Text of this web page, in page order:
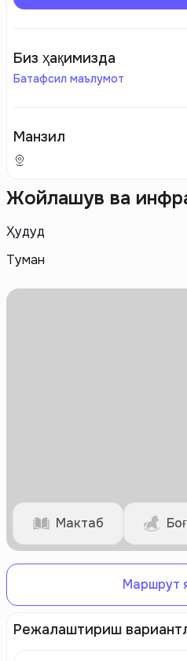
Биз ҳақимизда
Батафсил маълумот
Манзил
Жойлашув ва
Ҳудуд
Туман
Мактаб
Маршрут
Режалаштириш